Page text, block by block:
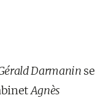
Darmanin se
Agnès